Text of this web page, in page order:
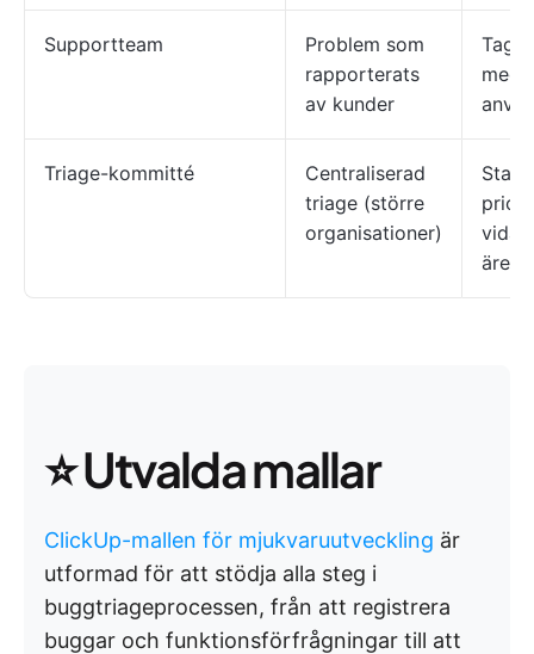
Supportteam
Problem som
rapporterats
av kunder
med
Triage-kommitté
Centraliserad
triage (större
organisationer)
⭐️ Utvalda mallar
ClickUp-mallen för mjukvaruutveckling är
utformad för att stödja alla steg i
buggtriageprocessen, från att registrera
buggar och funktionsförfrågningar till att